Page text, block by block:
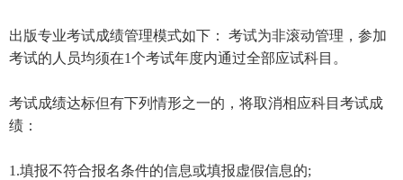
出版专业考试成绩管理模式如下： 考试为非滚动管理，参加
考试的人员均须在1个考试年度内通过全部应试科目。
考试成绩达标但有下列情形之一的，将取消相应科目考试成
绩：
1.填报不符合报名条件的信息或填报虚假信息的;